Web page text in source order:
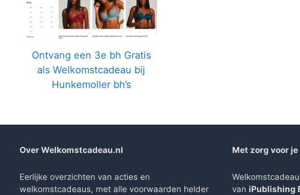
Ontvang een 3e bh Gratis
als Welkomstcadeau bij
Hunkemoller bh’s
Over Welkomstcadeau.nl
Eerlijke overzichten van acties en
welkomstcadeaus, met alle voorwaarden helder
Met zorg voor
van iPublishing